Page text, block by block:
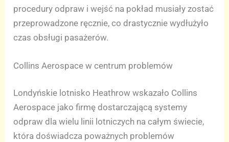
procedury odpraw i wejść na pokład musiały zostać
przeprowadzone ręcznie, co drastycznie wydłużyło
czas obsługi pasażerów.
Collins Aerospace w centrum problemów
Londyńskie lotnisko Heathrow wskazało Collins
Aerospace jako firmę dostarczającą systemy
odpraw dla wielu linii lotniczych na całym świecie,
która doświadcza poważnych problemów